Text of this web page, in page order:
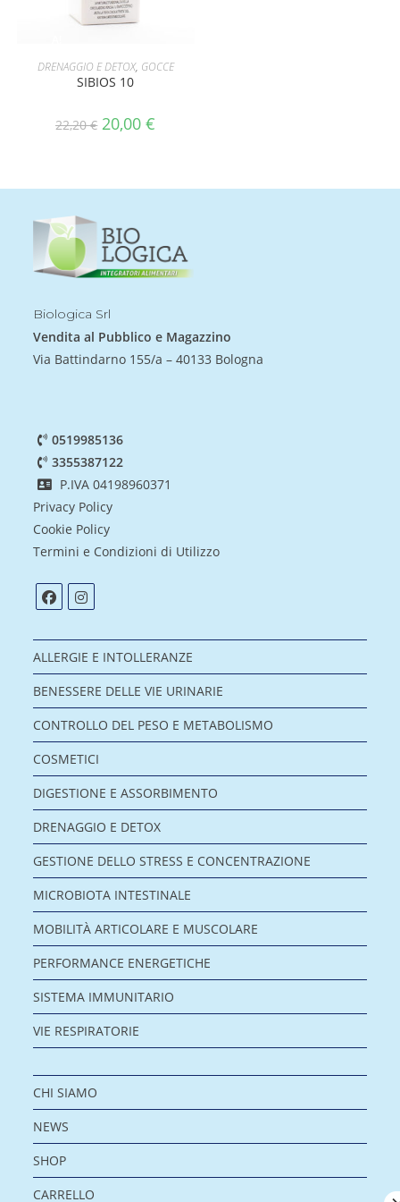
AGGIUNGI AL CARRELLO
DRENAGGIO E DETOX, GOCCE
SIBIOS 10
22,20€ 20,00€
Biologica Srl
Vendita al Pubblico e Magazzino
Via Battindarno 155/a – 40133 Bologna
0519985136
3355387122
P.IVA 04198960371
Privacy Policy
Cookie Policy
Termini e Condizioni di Utilizzo
ALLERGIE E INTOLLERANZE
BENESSERE DELLE VIE URINARIE
CONTROLLO DEL PESO E METABOLISMO
COSMETICI
DIGESTIONE E ASSORBIMENTO
DRENAGGIO E DETOX
GESTIONE DELLO STRESS E CONCENTRAZIONE
MICROBIOTA INTESTINALE
MOBILITÀ ARTICOLARE E MUSCOLARE
PERFORMANCE ENERGETICHE
SISTEMA IMMUNITARIO
VIE RESPIRATORIE
CHI SIAMO
NEWS
SHOP
CARRELLO